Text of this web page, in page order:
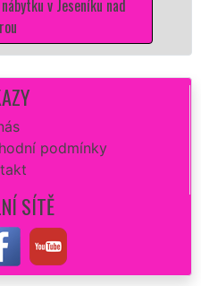
nad
podmínky
SÍTĚ